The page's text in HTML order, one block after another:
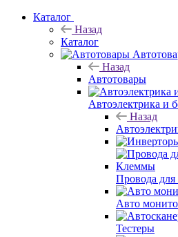
Каталог
Назад
Каталог
Назад
Автотовары
Автоэлектрика и
Назад
Провода
Авто
Тестеры